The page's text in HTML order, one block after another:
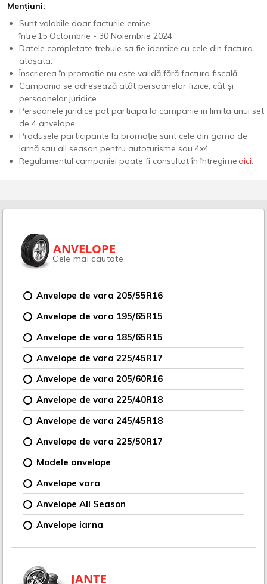
Mențiuni:
Sunt valabile doar facturile emise
între 15 Octombrie - 30 Noiembrie 2024
Datele completate trebuie sa fie identice cu cele din factura
atașata.
Înscrierea în promoție nu este validă fără factura fiscală.
Campania se adresează atât persoanelor fizice, cât și
persoanelor juridice.
Persoanele juridice pot participa la campanie in limita unui set
de 4 anvelope.
Produsele participante la promoție sunt cele din gama de
iarnă sau all season pentru autoturisme sau 4x4.
Regulamentul campaniei poate fi consultat în întregimeaici.
ANVELOPE
Cele mai cautate
Anvelope de vara 205/55R16
Anvelope de vara 195/65R15
Anvelope de vara 185/65R15
Anvelope de vara 225/45R17
Anvelope de vara 205/60R16
Anvelope de vara 225/40R18
Anvelope de vara 245/45R18
Anvelope de vara 225/50R17
Modele anvelope
Anvelope vara
Anvelope All Season
Anvelope iarna
JANTE